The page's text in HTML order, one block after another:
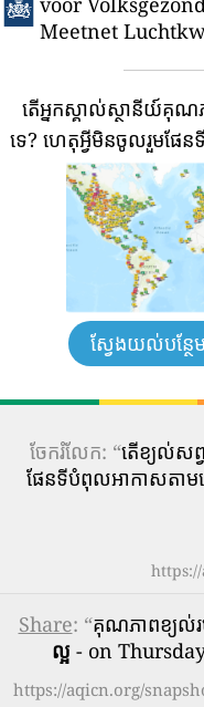
Meetnet
តើអ្នកស្គាល់ស្ថានីយ៍គុ
ទេ? ហេតុអ្វីមិនចូលរួមផែ
ស្វែងយល់បន្ថែ
ចែករំលែក: “តើ​ខ្យល់​ស
ផែនទីបំពុលអាកាសតាម
Share: “គុណភាពខ្យល់
ល្អ- on
https://aqicn.org/